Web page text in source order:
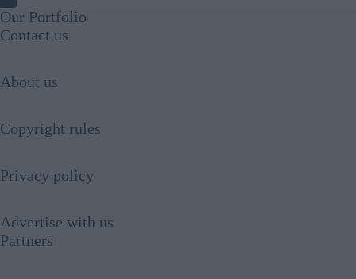
Our Portfolio
Contact us
About us
Copyright rules
Privacy policy
Advertise with us
Partners